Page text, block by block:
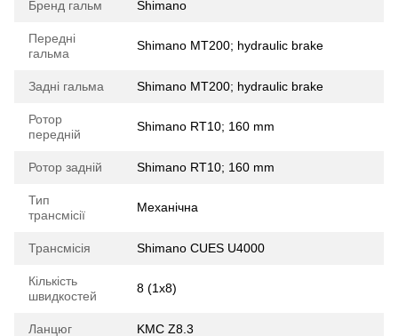
Бренд гальм Shimano
Передні
гальма
Shimano MT200; hydraulic brake
Задні гальма Shimano MT200; hydraulic brake
Ротор
передній
Shimano RT10; 160 mm
Ротор задній Shimano RT10; 160 mm
Тип
трансмісії
Механічна
Трансмісія Shimano CUES U4000
Кількість
швидкостей
8 (1x8)
Ланцюг KMC Z8.3